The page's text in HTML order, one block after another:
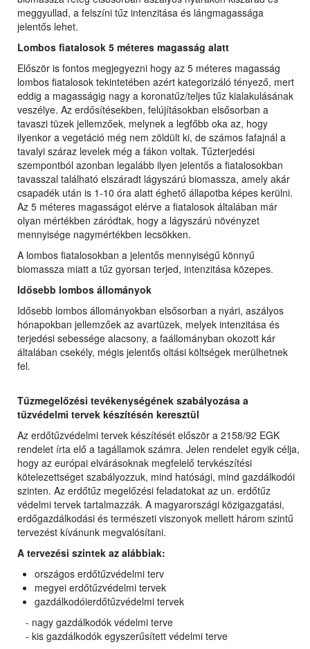
meggyullad, a felszíni tűz intenzitása és lángmagassága
jelentős lehet.
Lombos fiatalosok 5 méteres magasság alatt
Először is fontos megjegyezni hogy az 5 méteres magasság
lombos fiatalosok tekintetében azért kategorizáló tényező, mert
eddig a magasságig nagy a koronatűz/teljes tűz kialakulásának
veszélye. Az erdősítésekben, felújításokban elsősorban a
tavaszi tüzek jellemzőek, melynek a legfőbb oka az, hogy
ilyenkor a vegetáció még nem zöldült ki, de számos fafajnál a
tavalyi száraz levelek még a fákon voltak. Tűzterjedési
szempontból azonban legalább ilyen jelentős a fiatalosokban
tavasszal található elszáradt lágyszárú biomassza, amely akár
csapadék után is 1-10 óra alatt éghető állapotba képes kerülni.
Az 5 méteres magasságot elérve a fiatalosok általában már
olyan mértékben záródtak, hogy a lágyszárú növényzet
mennyisége nagymértékben lecsökken.
A lombos fiatalosokban a jelentős mennyiségű könnyű
biomassza miatt a tűz gyorsan terjed, intenzitása közepes.
Idősebb lombos állományok
Idősebb lombos állományokban elsősorban a nyári, aszályos
hónapokban jellemzőek az avartüzek, melyek intenzitása és
terjedési sebessége alacsony, a faállományban okozott kár
általában csekély, mégis jelentős oltási költségek merülhetnek
fel.
Tűzmegelőzési tevékenységének szabályozása a
tűzvédelmi tervek készítésén keresztül
Az erdőtűzvédelmi tervek készítését először a 2158/92 EGK
rendelet írta elő a tagállamok számra. Jelen rendelet egyik célja,
hogy az európai elvárásoknak megfelelő tervkészítési
kötelezettséget szabályozzuk, mind hatósági, mind gazdálkodói
szinten. Az erdőtűz megelőzési feladatokat az un. erdőtűz
védelmi tervek tartalmazzák. A magyarországi közigazgatási,
erdőgazdálkodási és természeti viszonyok mellett három szintű
tervezést kívánunk megvalósítani.
A tervezési szintek az alábbiak:
országos erdőtűzvédelmi terv
megyei erdőtűzvédelmi tervek
gazdálkodóierdőtűzvédelmi tervek
- nagy gazdálkodók védelmi terve
- kis gazdálkodók egyszerűsített védelmi terve